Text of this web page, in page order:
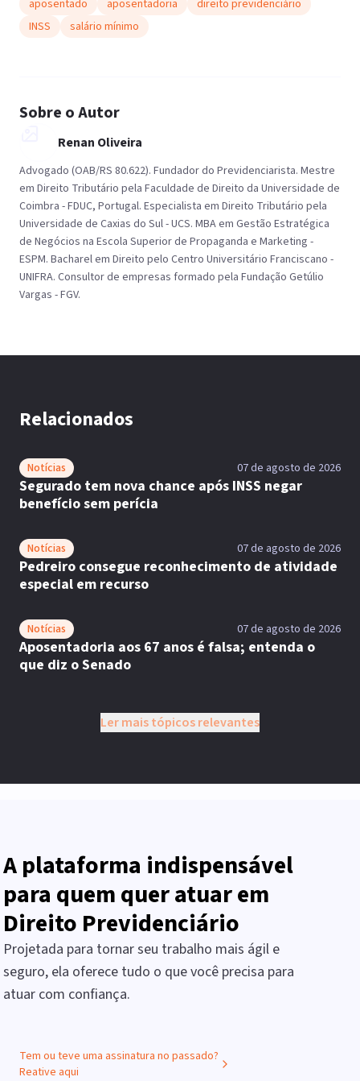
aposentado aposentadoria
direito previdenciário
INSS
salário mínimo
Sobre o Autor
Renan Oliveira
Advogado (OAB/RS 80.622). Fundador do Previdenciarista. Mestre
em Direito Tributário pela Faculdade de Direito da Universidade de
Coimbra - FDUC, Portugal. Especialista em Direito Tributário pela
Universidade de Caxias do Sul - UCS. MBA em Gestão Estratégica
de Negócios na Escola Superior de Propaganda e Marketing -
ESPM. Bacharel em Direito pelo Centro Universitário Franciscano -
UNIFRA. Consultor de empresas formado pela Fundação Getúlio
Vargas - FGV.
Relacionados
Notícias 07 de agosto de 2026
Segurado tem nova chance após INSS negar
benefício sem perícia
Notícias 07 de agosto de 2026
Pedreiro consegue reconhecimento de atividade
especial em recurso
Notícias 07 de agosto de 2026
Aposentadoria aos 67 anos é falsa; entenda o
que diz o Senado
Ler mais tópicos relevantes
A plataforma indispensável
para quem quer atuar em
Direito Previdenciário
Projetada para tornar seu trabalho mais ágil e
seguro, ela oferece tudo o que você precisa para
atuar com confiança.
Tem ou teve uma assinatura no passado?
Reative aqui